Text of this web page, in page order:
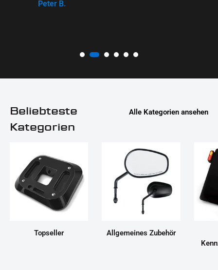
Peter B.
Beliebteste
Kategorien
Alle Kategorien ansehen
Topseller
Allgemeines Zubehör